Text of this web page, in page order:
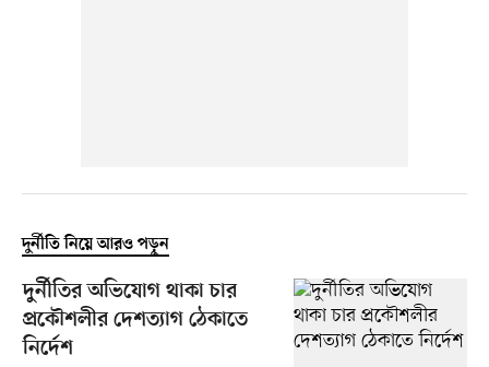
দুর্নীতি নিয়ে আরও পড়ুন
দুর্নীতির অভিযোগ থাকা চার
প্রকৌশলীর দেশত্যাগ ঠেকাতে
নির্দেশ